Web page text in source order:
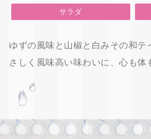
サラダ
ゆずの風味と山椒と白みその和テ
さしく風味高い味わいに、心も体